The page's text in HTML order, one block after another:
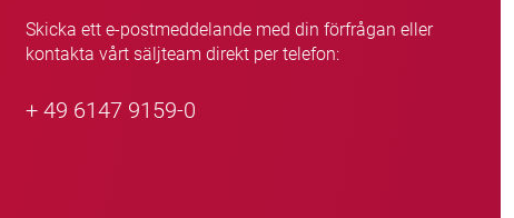
Skicka ett e-postmeddelande med din förfrågan eller
kontakta vårt säljteam direkt per telefon:
+ 49 6147 9159-0